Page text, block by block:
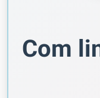
Com